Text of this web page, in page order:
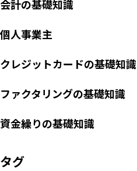
会計の基礎知識
個人事業主
クレジットカードの基礎知識
ファクタリングの基礎知識
資金繰りの基礎知識
タグ